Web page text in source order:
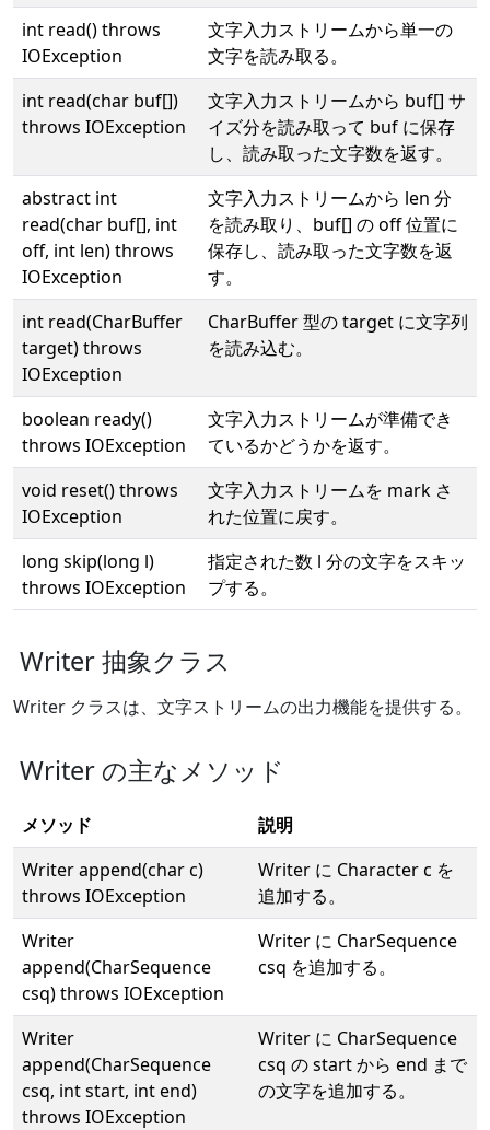
int read() throws
IOException
文字入力ストリームから単一の
文字を読み取る。
int read(char buf[])
throws IOException
文字入力ストリームから buf[] サ
イズ分を読み取って buf に保存
し、読み取った文字数を返す。
abstract int
read(char buf[], int
off, int len) throws
IOException
文字入力ストリームから len 分
を読み取り、buf[] の off 位置に
保存し、読み取った文字数を返
す。
int read(CharBuffer
target) throws
IOException
CharBuffer 型の target に文字列
を読み込む。
boolean ready()
throws IOException
文字入力ストリームが準備でき
ているかどうかを返す。
void reset() throws
IOException
文字入力ストリームを mark さ
れた位置に戻す。
long skip(long l)
throws IOException
指定された数 l 分の文字をスキッ
プする。
Writer 抽象クラス
Writer クラスは、文字ストリームの出力機能を提供する。
Writer の主なメソッド
メソッド
説明
Writer append(char c)
throws IOException
Writer に Character c を
追加する。
Writer
append(CharSequence
csq) throws IOException
Writer に CharSequence
csq を追加する。
Writer
append(CharSequence
csq, int start, int end)
throws IOException
Writer に CharSequence
csq の start から end まで
の文字を追加する。